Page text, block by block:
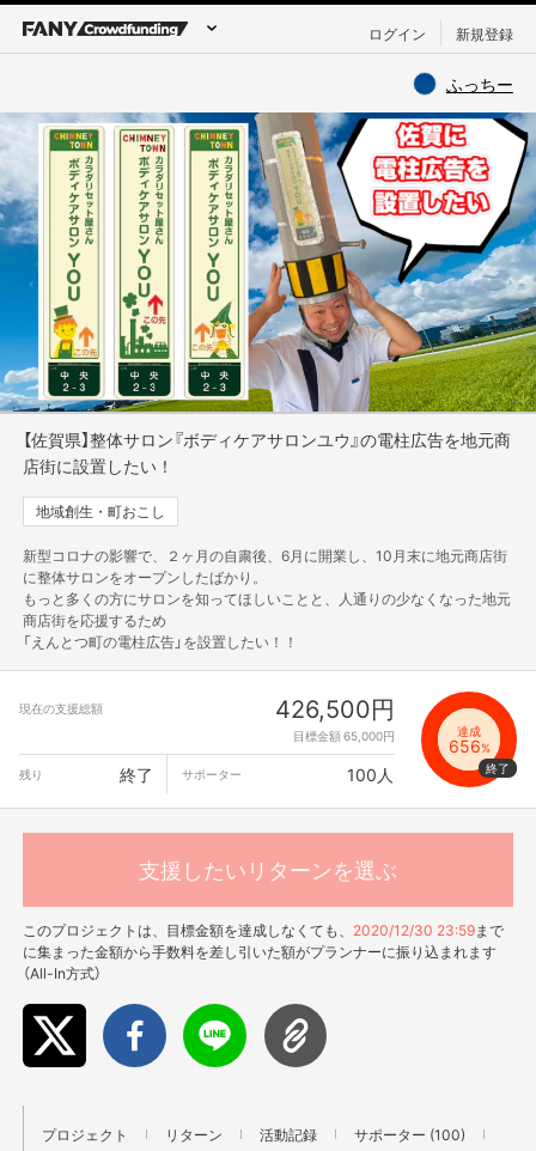
ログイン 新規登録
ふっちー
【佐賀県】整体サロン『ボディケアサロンユウ』の電柱広告を地元商
店街に設置したい！
地域創生・町おこし
新型コロナの影響で、２ヶ月の自粛後、6月に開業し、10月末に地元商店街
に整体サロンをオープンしたばかり。
もっと多くの方にサロンを知ってほしいことと、人通りの少なくなった地元
商店街を応援するため
「えんとつ町の電柱広告」を設置したい！！
現在の支援総額 426,500円
目標金額 65,000円 達成
656%
残り
終了 サポーター 100人
支援したいリターンを選ぶ
このプロジェクトは、目標金額を達成しなくても、 2020/12/30 23:59まで
に集まった金額から手数料を差し引いた額がプランナーに振り込まれます
（All-In方式）
プロジェクト リターン 活動記録 サポーター (100)